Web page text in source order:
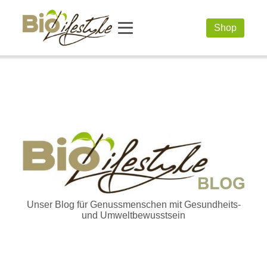
Shop
Unser Blog für Genussmenschen mit Gesundheits-
und Umweltbewusstsein